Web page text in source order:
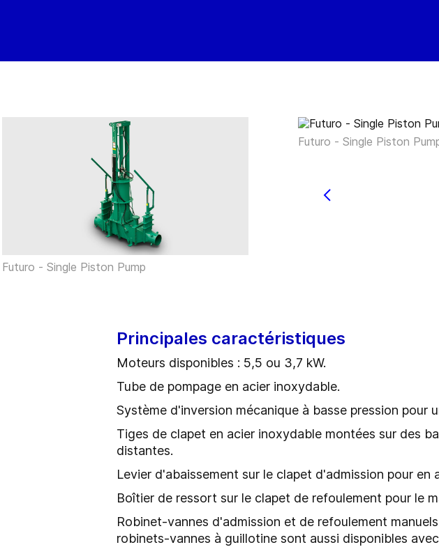
Futuro - Single Piston Pump
Futuro - Single Piston
Principales caractéristiques
Moteurs disponibles : 5,5 ou 3,7 kW.
Tube de pompage en acier inoxydable.
Système d'inversion mécanique à basse pression pour
Tiges de clapet en acier inoxydable montées sur des
distantes.
Levier d'abaissement sur le clapet d'admission pour en
Boîtier de ressort sur le clapet de refoulement pour le
Robinet-vannes d'admission et de refoulement
robinets-vannes à guillotine sont aussi disponibles